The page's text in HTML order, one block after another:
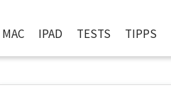
MAC IPAD TESTS TIPPS